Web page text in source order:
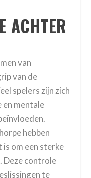
ACHTER
van
van de
spelers zijn zich
en mentale
hebben
om een sterke
Deze controle
te